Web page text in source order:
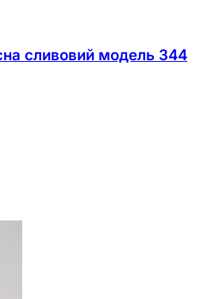
сливовий модель 344